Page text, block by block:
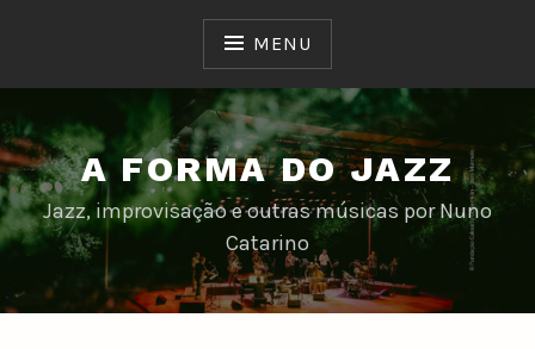
MENU
A FORMA DO JAZZ
Jazz, improvisação e outras músicas por Nuno
Catarino